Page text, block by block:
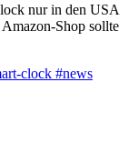
nur in den USA
Shop sollte
clock #news